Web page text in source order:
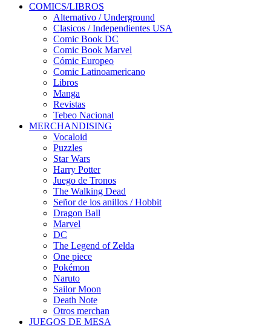
COMICS/LIBROS
Alternativo / Underground
Clasicos / Independientes USA
Comic Book DC
Comic Book Marvel
Cómic Europeo
Comic Latinoamericano
Libros
Manga
Revistas
Tebeo Nacional
MERCHANDISING
Vocaloid
Puzzles
Star Wars
Harry Potter
Juego de Tronos
The Walking Dead
Señor de los anillos / Hobbit
Dragon Ball
Marvel
DC
The Legend of Zelda
One piece
Pokémon
Naruto
Sailor Moon
Death Note
Otros merchan
JUEGOS DE MESA